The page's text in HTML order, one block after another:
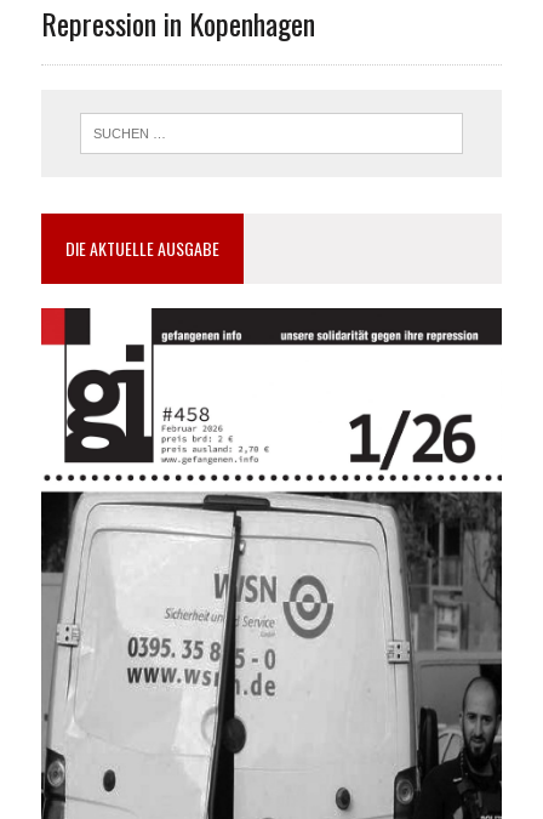
Repression in Kopenhagen
DIE AKTUELLE AUSGABE